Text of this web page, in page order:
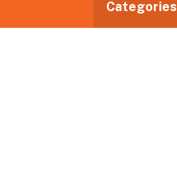
Categories